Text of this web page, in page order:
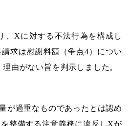
、Xに対する不法行為を構成し
求は慰謝料額（争点4）につい
由がない旨を判示しました。
が過重なものであったとは認め
整備する注意義務に違反しXが